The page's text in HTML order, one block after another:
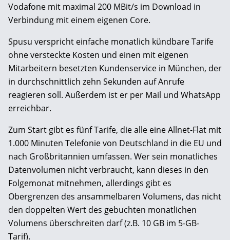
Vodafone mit maximal 200 MBit/s im Download in
Verbindung mit einem eigenen Core.
Spusu verspricht einfache monatlich kündbare Tarife
ohne versteckte Kosten und einen mit eigenen
Mitarbeitern besetzten Kundenservice in München, der
in durchschnittlich zehn Sekunden auf Anrufe
reagieren soll. Außerdem ist er per Mail und WhatsApp
erreichbar.
Zum Start gibt es fünf Tarife, die alle eine Allnet-Flat mit
1.000 Minuten Telefonie von Deutschland in die EU und
nach Großbritannien umfassen. Wer sein monatliches
Datenvolumen nicht verbraucht, kann dieses in den
Folgemonat mitnehmen, allerdings gibt es
Obergrenzen des ansammelbaren Volumens, das nicht
den doppelten Wert des gebuchten monatlichen
Volumens überschreiten darf (z.B. 10 GB im 5-GB-
Tarif).